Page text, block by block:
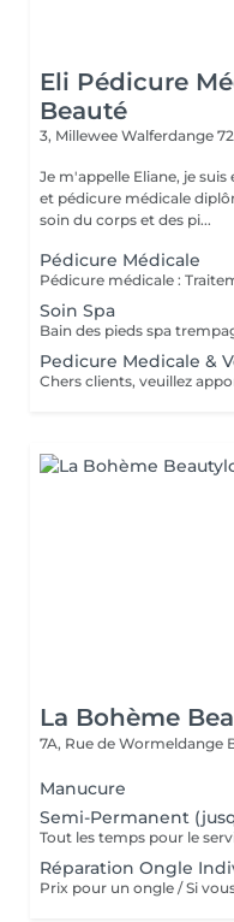
Eli Pédicure
Beauté
3, Millewee Walferdange
Je m'appelle Eliane, je
et pédicure médicale
soin du corps et des pi...
Pédicure Médicale
Soin Spa
Pedicure Medicale &
La Bohème
7A, Rue de Wormeldange
Manucure
Semi-Permanent
Réparation Ongle